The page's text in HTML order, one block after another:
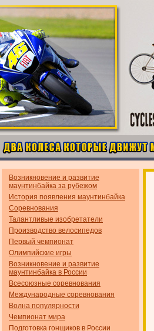
Возникновение и развитие
маунтинбайка за рубежом
История появления маунтинбайка
Соревнования
Талантливые изобретатели
Производство велосипедов
Первый чемпионат
Олимпийские игры
Возникновение и развитие
маунтинбайка в России
Всесоюзные соревнования
Международные соревнования
Волна популярности
Чемпионат мира
Подготовка гонщиков в России